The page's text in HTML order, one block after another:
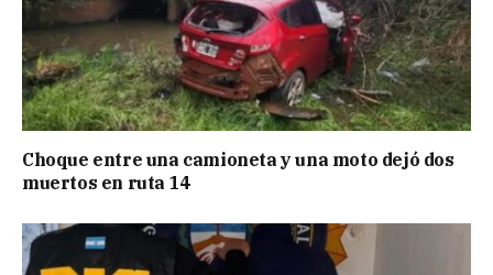
Choque entre una camioneta y una moto dejó dos
muertos en ruta 14